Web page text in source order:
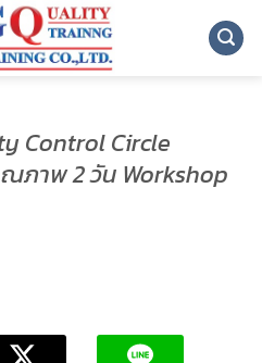
Control Circle
ภาพ 2 วัน Workshop